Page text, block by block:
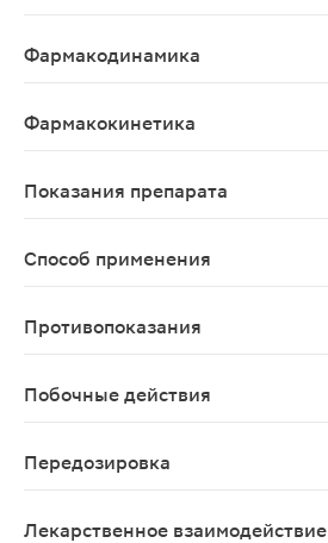
Фармакодинамика
Фармакокинетика
Показания препарата
Способ применения
Противопоказания
Побочные действия
Передозировка
Лекарственное взаимодействие